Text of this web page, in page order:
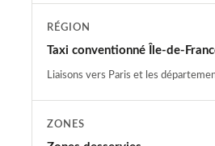
RÉGION
Taxi conventionné Île-de-
Liaisons vers Paris et les
ZONES